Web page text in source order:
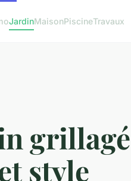
JardinMaisonPiscineTravaux
style